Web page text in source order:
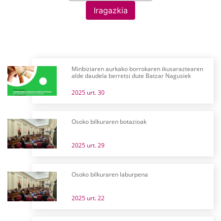
Iragazkia
Minbiziaren aurkako borrokaren ikusaraztearen
alde daudela berretsi dute Batzar Nagusiek
2025 urt. 30
Osoko bilkuraren botazioak
2025 urt. 29
Osoko bilkuraren laburpena
2025 urt. 22